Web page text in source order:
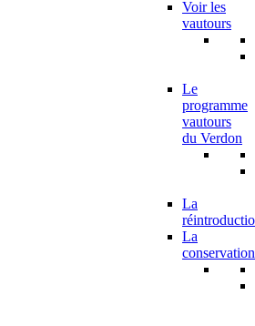
Voir les
vautours
Le
programme
vautours
du Verdon
La
La
conservation